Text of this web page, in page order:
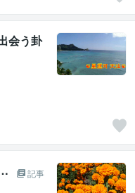
会う卦
記事